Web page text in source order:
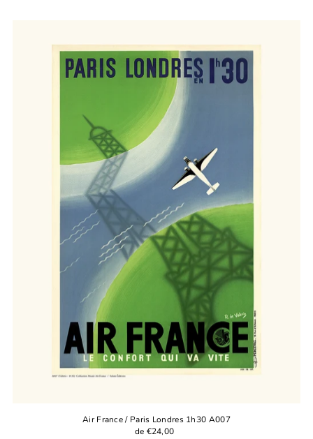
Air France / Paris Londres 1h30 A007
de €24,00